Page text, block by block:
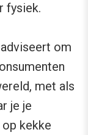
fysiek.
om
met als
je je
kekke